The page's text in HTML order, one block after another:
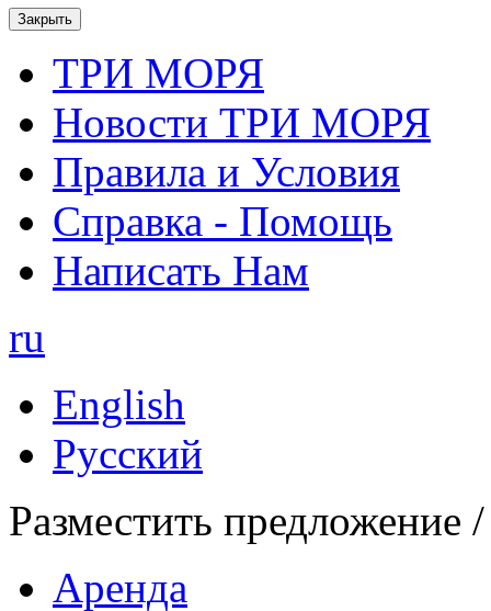
Закрыть
ТРИ МОРЯ
Новости ТРИ МОРЯ
Правила и Условия
Справка - Помощь
Написать Нам
ru
English
Русский
Разместить предложение
Аренда